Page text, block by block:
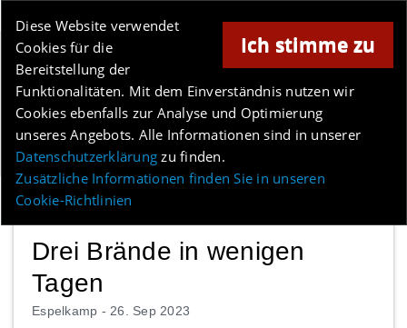
Ich stimme zu
Diese Website verwendet
Cookies für die
Bereitstellung der
Funktionalitäten. Mit dem Einverständnis nutzen wir
Cookies ebenfalls zur Analyse und Optimierung
unseres Angebots. Alle Informationen sind in unserer
Datenschutzerklärung zu finden.
Zusätzliche Informationen finden Sie in unseren
Cookie-Richtlinien
Anzeige
Menü
Drei Brände in wenigen
Tagen
Espelkamp - 26. Sep 2023